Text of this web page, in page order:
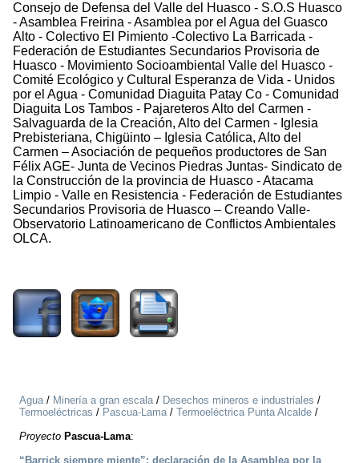
Consejo de Defensa del Valle del Huasco - S.O.S Huasco
- Asamblea Freirina - Asamblea por el Agua del Guasco
Alto - Colectivo El Pimiento -Colectivo La Barricada -
Federación de Estudiantes Secundarios Provisoria de
Huasco - Movimiento Socioambiental Valle del Huasco -
Comité Ecológico y Cultural Esperanza de Vida - Unidos
por el Agua - Comunidad Diaguita Patay Co - Comunidad
Diaguita Los Tambos - Pajareteros Alto del Carmen -
Salvaguarda de la Creación, Alto del Carmen - Iglesia
Prebisteriana, Chigüinto – Iglesia Católica, Alto del
Carmen – Asociación de pequeños productores de San
Félix AGE- Junta de Vecinos Piedras Juntas- Sindicato de
la Construcción de la provincia de Huasco - Atacama
Limpio - Valle en Resistencia - Federación de Estudiantes
Secundarios Provisoria de Huasco – Creando Valle-
Observatorio Latinoamericano de Conflictos Ambientales
OLCA.
Agua/ Minería a gran escala/ Desechos mineros e industriales /
Termoeléctricas / Pascua-Lama/ Termoeléctrica Punta Alcalde /
Proyecto Pascua-Lama:
“Barrick siempre miente”: declaración de la Asamblea por la